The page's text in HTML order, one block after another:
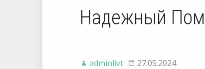
Надежный
adminlivt 27.05.2024